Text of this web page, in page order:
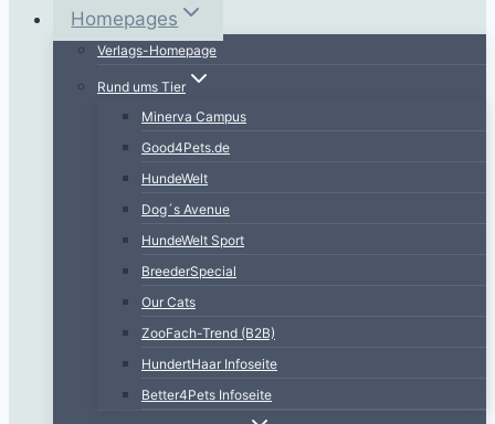
Homepages
Verlags-Homepage
Rund ums Tier
Minerva Campus
Good4Pets.de
HundeWelt
Dog´s Avenue
HundeWelt Sport
BreederSpecial
Our Cats
ZooFach-Trend (B2B)
HundertHaar Infoseite
Better4Pets Infoseite